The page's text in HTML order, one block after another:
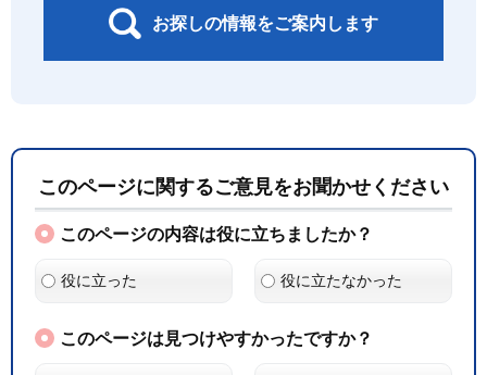
お探しの情報をご案内します
このページに関するご意見をお聞かせください
このページの内容は役に立ちましたか？
役に立った 役に立たなかった
このページは見つけやすかったですか？